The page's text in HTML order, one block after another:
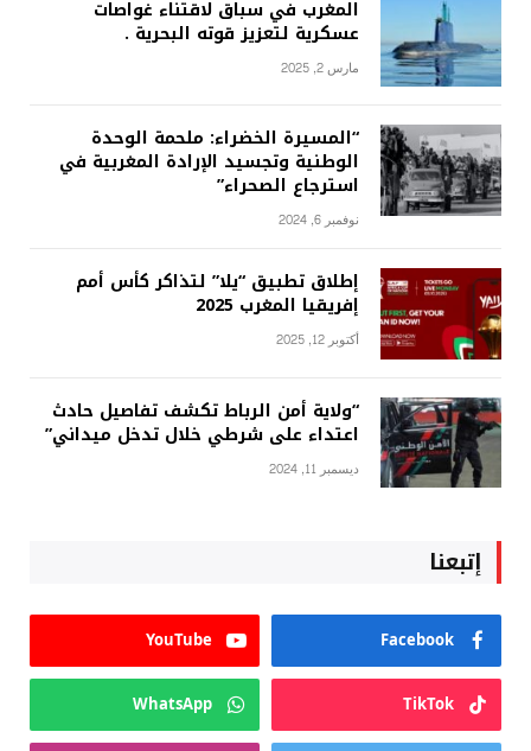
المغرب في سباق لاقتناء غواصات
عسكرية لتعزيز قوته البحرية .
مارس 2, 2025
“المسيرة الخضراء: ملحمة الوحدة
الوطنية وتجسيد الإرادة المغربية في
استرجاع الصحراء”
نوفمبر 6, 2024
إطلاق تطبيق “يلا” لتذاكر كأس أمم
إفريقيا المغرب 2025
أكتوبر 12, 2025
“ولاية أمن الرباط تكشف تفاصيل حادث
اعتداء على شرطي خلال تدخل ميداني”
ديسمبر 11, 2024
إتبعنا
Facebook
YouTube
TikTok
WhatsApp